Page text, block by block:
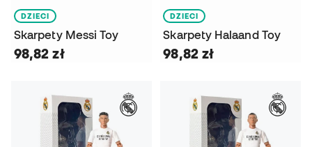
DZIECI
Skarpety Messi Toy
98,82 zł
DZIECI
Skarpety Halaand Toy
98,82 zł